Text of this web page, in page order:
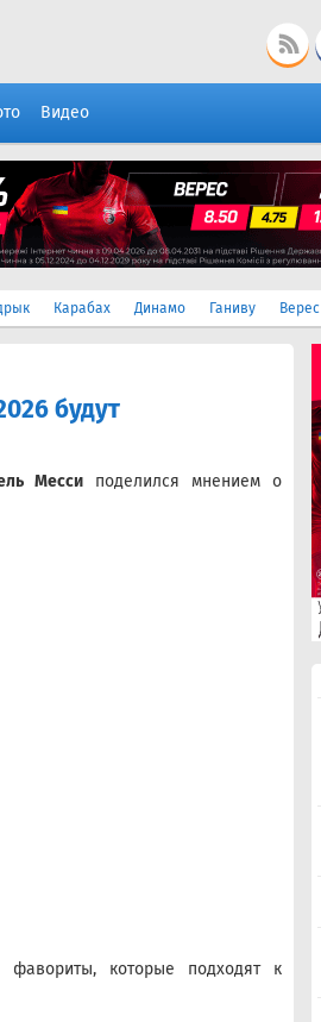
Видео
Карабах Динамо Ганиву Верес
будут
Месси поделился мнением о
которые подходят к